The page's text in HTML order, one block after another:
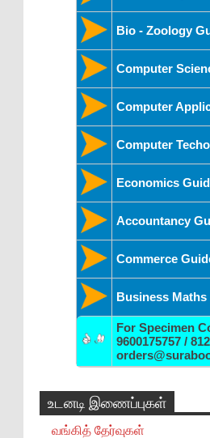
Bio - Zoology
Computer
Computer
Computer
Economics
Accountancy
Commerce
Business Maths
For Specimen
9600175757 /
உடனடி இணைப்புகள்
வங்கித் தேர்வுகள்